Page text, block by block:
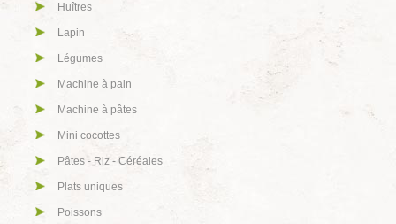
Huîtres
Lapin
Légumes
Machine à pain
Machine à pâtes
Mini cocottes
Pâtes - Riz - Céréales
Plats uniques
Poissons